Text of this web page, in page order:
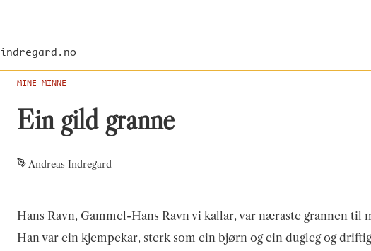
indregard.no
MINE MINNE
Ein gild granne
Andreas Indregard
Hans Ravn, Gammel-Hans Ravn vi kallar, var næraste grannen til
Han var ein kjempekar, sterk som ein bjørn og ein dugleg og